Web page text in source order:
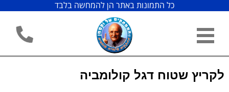
כל התמונות באתר הן להמחשה בלבד
לקריץ שטוח דגל קולומביה